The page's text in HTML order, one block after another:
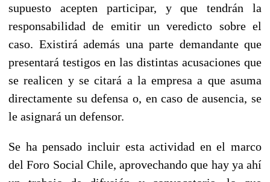
supuesto acepten participar, y que tendrán la
responsabilidad de emitir un veredicto sobre el
caso. Existirá además una parte demandante que
presentará testigos en las distintas acusaciones que
se realicen y se citará a la empresa a que asuma
directamente su defensa o, en caso de ausencia, se
le asignará un defensor.
Se ha pensado incluir esta actividad en el marco
del Foro Social Chile, aprovechando que hay ya ahí